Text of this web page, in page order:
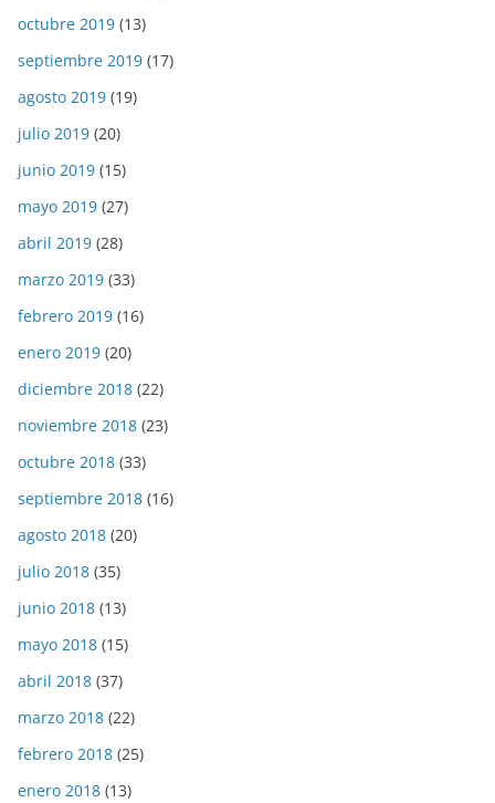
octubre 2019 (13)
septiembre 2019 (17)
agosto 2019 (19)
julio 2019 (20)
junio 2019 (15)
mayo 2019 (27)
abril 2019 (28)
marzo 2019 (33)
febrero 2019 (16)
enero 2019 (20)
diciembre 2018 (22)
noviembre 2018 (23)
octubre 2018 (33)
septiembre 2018 (16)
agosto 2018 (20)
julio 2018 (35)
junio 2018 (13)
mayo 2018 (15)
abril 2018 (37)
marzo 2018 (22)
febrero 2018 (25)
enero 2018 (13)